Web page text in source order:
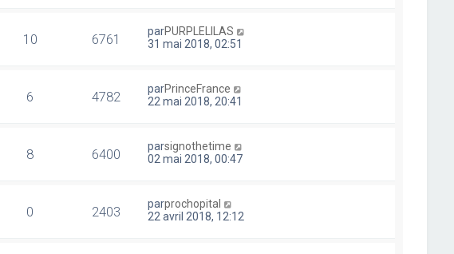
10 6761 parPURPLELILAS
31 mai 2018, 02:51
6 4782 parPrinceFrance
22 mai 2018, 20:41
8 6400 parsignothetime
02 mai 2018, 00:47
0 2403 parprochopital
22 avril 2018, 12:12